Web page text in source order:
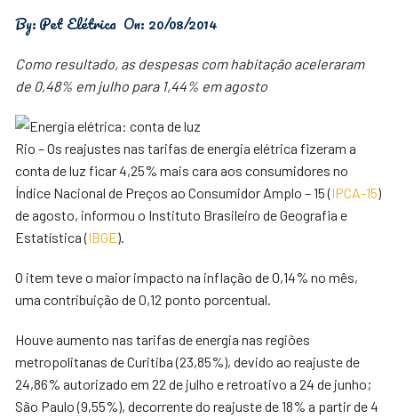
By:Pet Elétrica On: 20/08/2014
Como resultado, as despesas com habitação aceleraram
de 0,48% em julho para 1,44% em agosto
Rio – Os reajustes nas tarifas de energia elétrica fizeram a
conta de luz ficar 4,25% mais cara aos consumidores no
Índice Nacional de Preços ao Consumidor Amplo – 15 (IPCA-15)
de agosto, informou o Instituto Brasileiro de Geografia e
Estatística (IBGE).
O item teve o maior impacto na inflação de 0,14% no mês,
uma contribuição de 0,12 ponto porcentual.
Houve aumento nas tarifas de energia nas regiões
metropolitanas de Curitiba (23,85%), devido ao reajuste de
24,86% autorizado em 22 de julho e retroativo a 24 de junho;
São Paulo (9,55%), decorrente do reajuste de 18% a partir de 4